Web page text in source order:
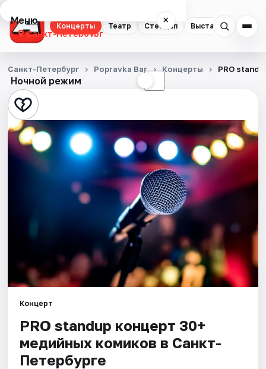
Концерты Театр Стендап Выставки
Меню ×
Санкт-Петербург
Концерты
Театр
Стендап
Выставки
Квесты
Площадки
Артисты
Ночной режим ☾
Санкт-Петербург Popravka Bar Концерты PRO
Концерт
PRO standup концерт 30+
медийных комиков в Санкт-
Петербурге